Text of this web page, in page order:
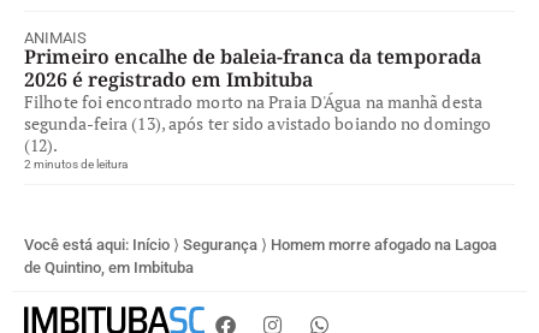
ANIMAIS
Primeiro encalhe de baleia-franca da temporada
2026 é registrado em Imbituba
Filhote foi encontrado morto na Praia D'Água na manhã desta
segunda-feira (13), após ter sido avistado boiando no domingo
(12).
2 minutos de leitura
Você está aqui: Início ⟩ Segurança ⟩ Homem morre afogado na Lagoa
de Quintino, em Imbituba